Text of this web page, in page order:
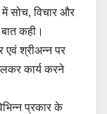
में सोच, विचार और
कही।
एवं श्रीअन्न पर
कार्य करने
प्रकार के